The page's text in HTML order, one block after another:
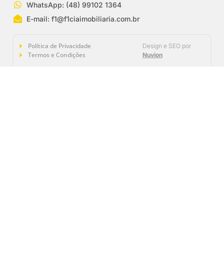
WhatsApp: (48) 99102 1364
E-mail:f1@f1ciaimobiliaria.com.br
Política de Privacidade
Termos e Condições
Design e SEO por
Nuvion